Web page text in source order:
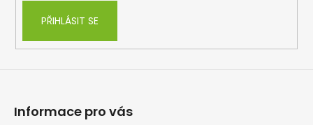
PŘIHLÁSIT SE
Informace pro vás